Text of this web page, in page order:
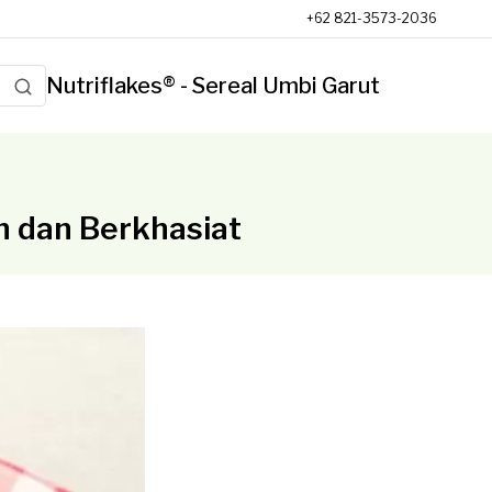
+62 821-3573-2036
Nutriflakes® - Sereal Umbi Garut
dan Berkhasiat